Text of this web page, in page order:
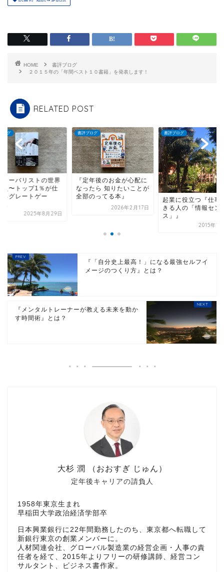
HOME
書評ブログ
２０１５年の「年間ベスト１０書籍」を発表します！
RELATED POST
ログ
年後のお金が心配に
たら 知りたいことが
のってる本』
書評ブログ
起業に役立つ『仕事がで
きる人の「情報セン
書評ブログ
『グローバリストの
覇権史〜トップ1％
掛けるグレートゲー
ム〜...
『「自分史上最高！」になる最強セルフイ
メージのつくり方』とは？
『メンタルトレーナーが教える未来を動か
す時間術』とは？
定年後キャリアの請負人
大杉 潤 （おおすぎ じゅん）
1958年東京生まれ
早稲田大学政治経済学部卒
日本興業銀行に22年間勤務したのち、東京都へ転職して
新銀行東京の創業メンバーに。
人材関連会社、グローバル製造業の経営企画・人事の責
任者を経て、2015年よりフリーの研修講師、経営コン
サルタント、ビジネス書作家。